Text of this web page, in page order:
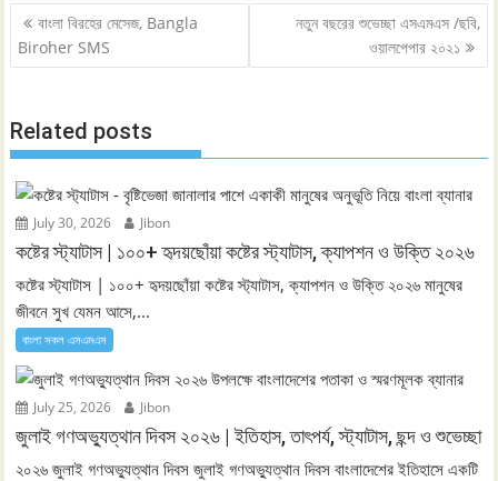
Post
navigation
বাংলা বিরহের মেসেজ, Bangla
Biroher SMS
নতুন বছরের শুভেচ্ছা এসএমএস /ছবি,
ওয়ালপেপার ২০২১
Related posts
July 30, 2026 Jibon
কষ্টের স্ট্যাটাস | ১০০+ হৃদয়ছোঁয়া কষ্টের স্ট্যাটাস, ক্যাপশন ও উক্তি ২০২৬
কষ্টের স্ট্যাটাস | ১০০+ হৃদয়ছোঁয়া কষ্টের স্ট্যাটাস, ক্যাপশন ও উক্তি ২০২৬ মানুষের
জীবনে সুখ যেমন আসে,...
বাংলা সকল এসএমএস
July 25, 2026 Jibon
জুলাই গণঅভ্যুত্থান দিবস ২০২৬ | ইতিহাস, তাৎপর্য, স্ট্যাটাস, ছন্দ ও শুভেচ্ছা
২০২৬ জুলাই গণঅভ্যুত্থান দিবস জুলাই গণঅভ্যুত্থান দিবস বাংলাদেশের ইতিহাসে একটি